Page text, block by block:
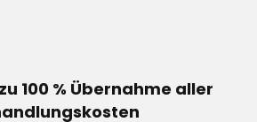
100 % Übernahme aller